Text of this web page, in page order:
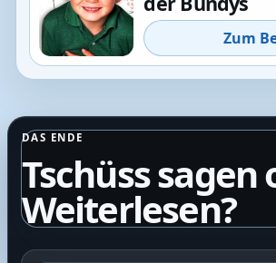
Zum
DAS ENDE
Tschüss sagen
Weiterlesen?